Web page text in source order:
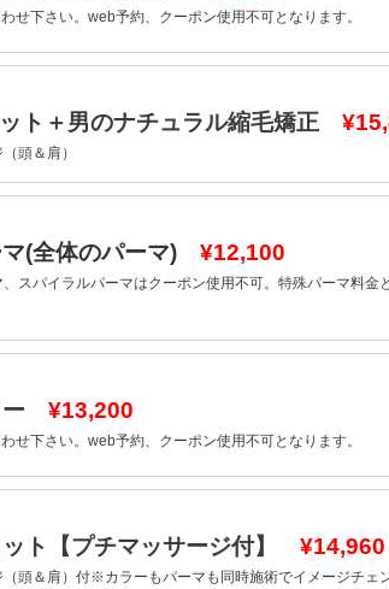
せ下さい。web予約、クーポン使用不可となります。
ト＋男のナチュラル縮毛矯正
頭＆肩）
(全体のパーマ) ¥12,100
スパイラルパーマはクーポン使用不可。特殊パーマ料金
ー ¥13,200
せ下さい。web予約、クーポン使用不可となります。
ト【プチマッサージ付】 ¥14,960
頭＆肩）付※カラーもパーマも同時施術でイメージチ